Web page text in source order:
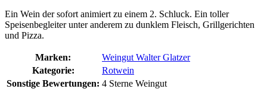
Ein Wein der sofort animiert zu einem 2. Schluck. Ein toller
Speisenbegleiter unter anderem zu dunklem Fleisch, Grillgerichten
und Pizza.
Marken:
Weingut Walter Glatzer
Kategorie:
Rotwein
Sonstige Bewertungen: 4 Sterne Weingut